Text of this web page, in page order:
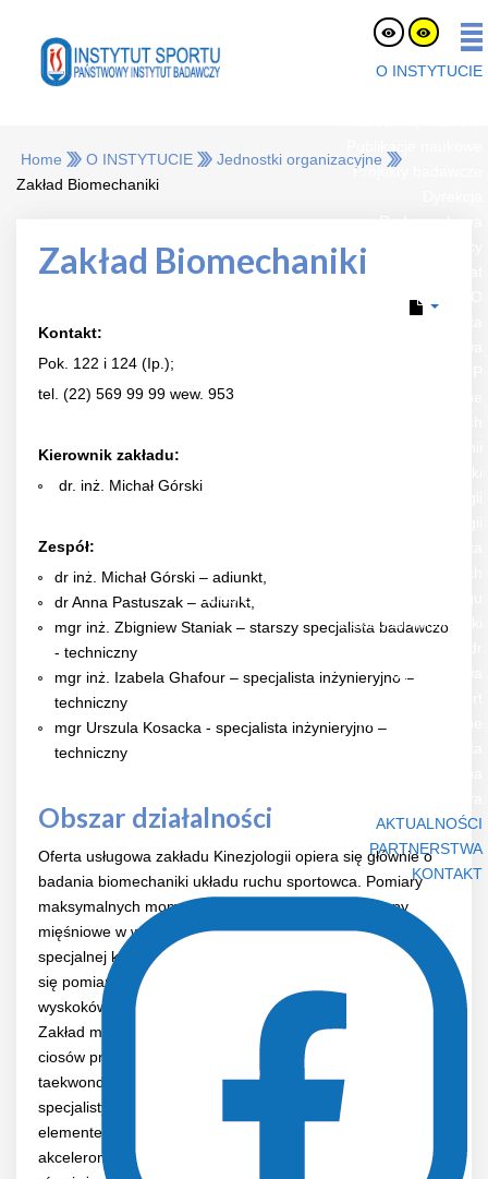
O INSTYTUCIE
Projekty badawcze
Zakład Zarządzania i Organizacji Treningu
Zakład Biomechaniki
Wydawnictwa
Informacje ogólne
AKTUALNOŚCI
PARTNERSTWA
KONTAKT
Home O INSTYTUCIE
Jednostki organizacyjne
Zakład Biomechaniki
Zakład Biomechaniki
Kontakt:
Pok. 122 i 124 (Ip.);
tel. (22) 569 99 99 wew. 953
Kierownik zakładu:
dr. inż. Michał Górski
Zespół:
dr inż. Michał Górski – adiunkt,
dr Anna Pastuszak – adiunkt,
mgr inż. Zbigniew Staniak – starszy specjalista badawczo
- techniczny
mgr inż. Izabela Ghafour – specjalista inżynieryjno –
techniczny
mgr Urszula Kosacka - specjalista inżynieryjno –
techniczny
Obszar działalności
Oferta usługowa zakładu Kinezjologii opiera się głównie o
badania biomechaniki układu ruchu sportowca. Pomiary
maksymalnych momentów sił rozwijanych przez głupy
mięśniowe w warunkach statyki wykonywane są na
specjalnej konstrukcji dynamometrach. Ponadto wykonuje
się pomiary skoczności i mocy kończyn dolnych podczas
wyskoków pionowych na platformach dynamometrycznych.
Zakład ma możliwość wykonania analiz sił zadawanych
ciosów przez zawodników sportów walki, tj.: boks,
taekwondo, karate, MMA. W tym celu wykorzystywany jest
specjalistyczny trenażer sportowy, którego głównym
elementem jest worek bokserski wyposażony w
akcelerometryczny układ pomiarowy. Zakład świadczy